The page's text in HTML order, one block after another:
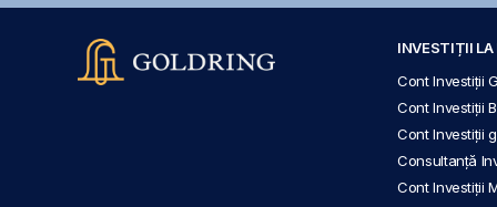
INVESTIȚII LA
Cont Investiții
Cont Investiții
Cont Investiții
Consultanță
Cont Investiții